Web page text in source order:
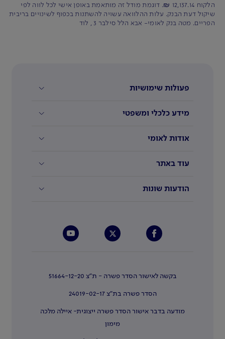
הלקוח 12,137.14 ₪. דוגמת מודל זה מותאמת באופן אישי לכל לווה לפי
שיקול דעת הבנק. עלות ההלוואה עשויה להשתנות בכפוף לשינויים בריבית
הפריים. מטה בנק לאומי- אבא הלל סילבר 3 , לוד
פעולות שימושיות
מידע כלכלי ומשפטי
אודות לאומי
עוד באתר
הודעות שונות
בקשה לאישור הסדר פשרה - ת"צ 51664-12-20
הסדר פשרה בת"צ 24019-02-17
מודעה בדבר אישור הסדר פשרה ייצוגית- איילה מלכה
מימון